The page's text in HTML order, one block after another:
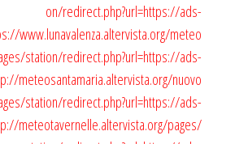
on/redirect.php?url=https://ads-
www.lunavalenza.altervista.org/meteo
station/redirect.php?url=https://ads-
meteosantamaria.altervista.org/nuovo
station/redirect.php?url=https://ads-
meteotavernelle.altervista.org/pages/